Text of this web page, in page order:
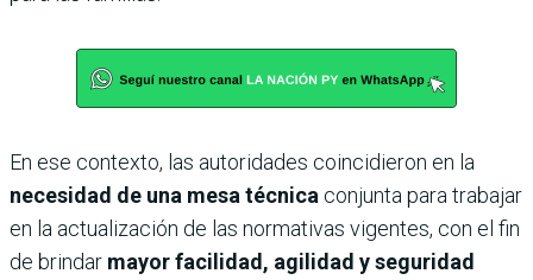
En ese contexto, las autoridades coincidieron en la
necesidad de una mesa técnica conjunta para trabajar
en la actualización de las normativas vigentes, con el fin
de brindar mayor facilidad, agilidad y seguridad